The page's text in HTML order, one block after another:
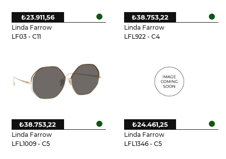
Linda Farrow
LF03 - C11
₺23.911,56
Linda Farrow
LFL922 - C4
₺38.753,22
Linda Farrow
LFL1009 - C5
₺38.753,22
Linda Farrow
LFL1346 - C5
₺24.461,25